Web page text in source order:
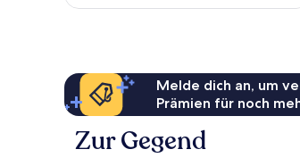
Melde dich an, um
Prämien für noch
Zur Gegend